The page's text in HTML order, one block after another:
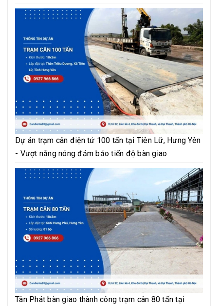
Dự án trạm cân điện tử 100 tấn tại Tiên Lữ, Hưng Yên
- Vượt nắng nóng đảm bảo tiến độ bàn giao
Tân Phát bàn giao thành công trạm cân 80 tấn tại